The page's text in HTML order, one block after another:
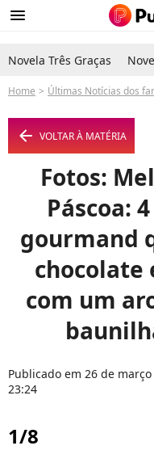
menu
Novela Três Graças
Home Últimas Notícias dos
arrow_left VOLTAR À MATÉRIA
Fotos:
Páscoa:
gourmand
chocolate
com um
Publicado em 26 de março
23:24
1/8